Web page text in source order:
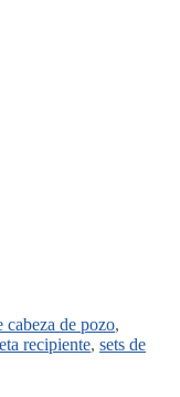
cabeza de pozo,
recipiente, sets de